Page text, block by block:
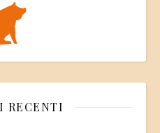
RECENTI